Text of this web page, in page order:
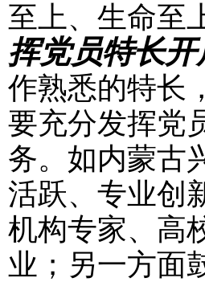
至上、生命至
挥党员特长
作熟悉的特长
要充分发挥党
务。如内蒙古
活跃、专业创
机构专家、高
业；另一方面